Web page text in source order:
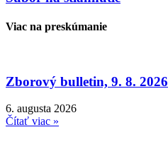
Viac na preskúmanie
Zborový bulletin, 9. 8. 2026
6. augusta 2026
Čítať viac »